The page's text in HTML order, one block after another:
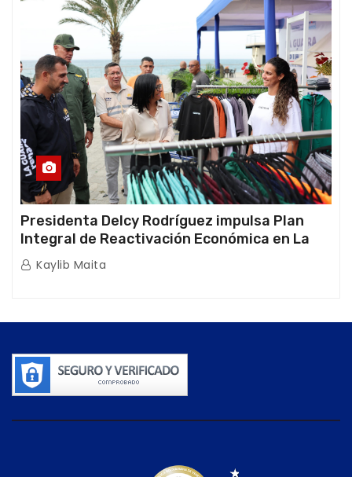
Presidenta Delcy Rodríguez impulsa Plan
Integral de Reactivación Económica en La
Guaira
Kaylib Maita